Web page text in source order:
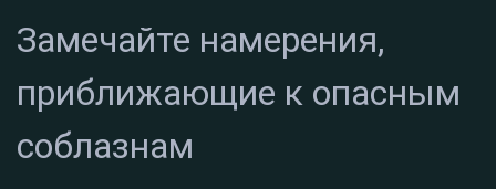
Замечайте намерения,
приближающие к опасным
соблазнам